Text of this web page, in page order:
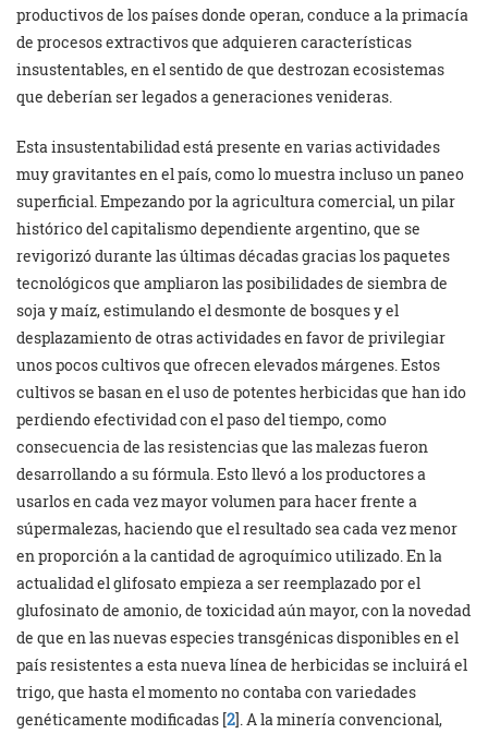
productivos de los países donde operan, conduce a la primacía
de procesos extractivos que adquieren características
insustentables, en el sentido de que destrozan ecosistemas
que deberían ser legados a generaciones venideras.
Esta insustentabilidad está presente en varias actividades
muy gravitantes en el país, como lo muestra incluso un paneo
superficial. Empezando por la agricultura comercial, un pilar
histórico del capitalismo dependiente argentino, que se
revigorizó durante las últimas décadas gracias los paquetes
tecnológicos que ampliaron las posibilidades de siembra de
soja y maíz, estimulando el desmonte de bosques y el
desplazamiento de otras actividades en favor de privilegiar
unos pocos cultivos que ofrecen elevados márgenes. Estos
cultivos se basan en el uso de potentes herbicidas que han ido
perdiendo efectividad con el paso del tiempo, como
consecuencia de las resistencias que las malezas fueron
desarrollando a su fórmula. Esto llevó a los productores a
usarlos en cada vez mayor volumen para hacer frente a
súpermalezas, haciendo que el resultado sea cada vez menor
en proporción a la cantidad de agroquímico utilizado. En la
actualidad el glifosato empieza a ser reemplazado por el
glufosinato de amonio, de toxicidad aún mayor, con la novedad
de que en las nuevas especies transgénicas disponibles en el
país resistentes a esta nueva línea de herbicidas se incluirá el
trigo, que hasta el momento no contaba con variedades
genéticamente modificadas [2]. A la minería convencional,